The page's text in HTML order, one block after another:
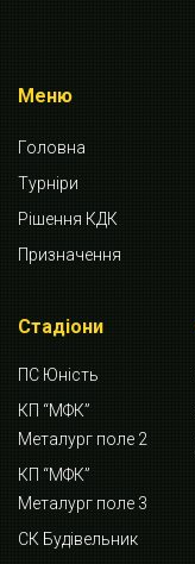
Меню
Головна
Турніри
Рішення КДК
Призначення
Стадіони
ПС Юність
КП “МФК”
Металург поле 2
КП “МФК”
Металург поле 3
СК Будівельник